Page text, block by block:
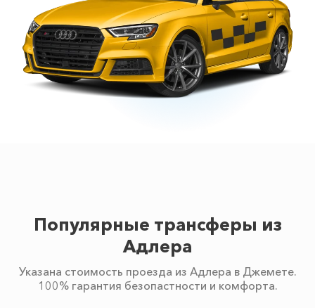
Популярные трансферы из
Адлера
Указана стоимость проезда из Адлера в Джемете.
100% гарантия безопастности и комфорта.